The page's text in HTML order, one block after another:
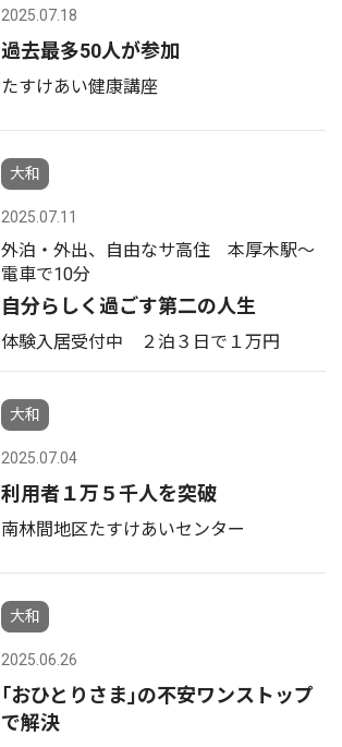
2025.07.18
過去最多50人が参加
たすけあい健康講座
大和
2025.07.11
外泊・外出、自由なサ高住 本厚木駅〜
電車で10分
自分らしく過ごす第二の人生
体験入居受付中 ２泊３日で１万円
大和
2025.07.04
利用者１万５千人を突破
南林間地区たすけあいセンター
大和
2025.06.26
｢おひとりさま｣の不安ワンストップ
で解決